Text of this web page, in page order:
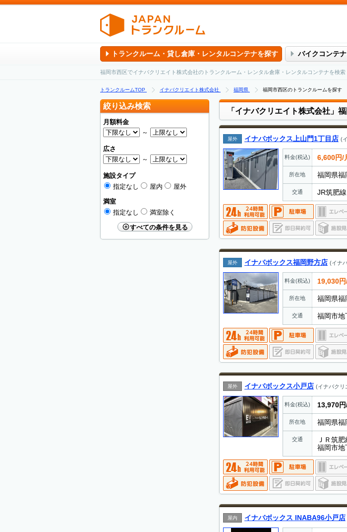
トランクルーム・貸し倉庫・レンタルコンテナを探す バイクコンテ
福岡市西区でイナバクリエイト株式会社のトランクルーム・レンタル倉庫・レンタルコンテナを検
トランクルームTOP イナバクリエイト株式会社 福岡県 福岡市西区のトランクルームを探す
「イナバクリエイト株式会社」
屋外 イナバボックス上山門1丁目店 (
料金(税込) 6,600円/
所在地 福岡県福
交通 JR筑肥
屋外 イナバボックス福岡野方店 (イナ
料金(税込) 19,030
所在地 福岡県
交通 福岡市
屋外 イナバボックス小戸店 (イナバクリ
料金(税込) 13,970
所在地 福岡県福
交通
ＪＲ筑
福岡市
屋内 イナバボックス INABA96小戸店
絞り込み検索
月額料金
～
広さ
～
施設タイプ
指定なし
屋内
屋外
満室
指定なし
満室除く
すべての条件を見る